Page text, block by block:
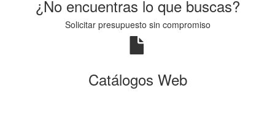
¿No encuentras lo que buscas?
Solicitar presupuesto sin compromiso
Catálogos Web